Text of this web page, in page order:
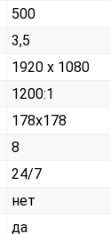
500
3,5
1920 x 1080
1200:1
178x178
8
24/7
нет
да